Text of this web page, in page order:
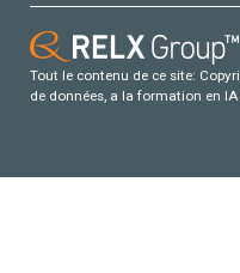
Tout le contenu de ce site:
de données, a la formation en